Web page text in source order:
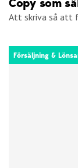
Att skriva så att
Försäljning &